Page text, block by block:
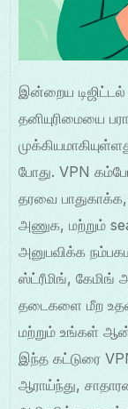
இன்றைய டிஜிட்டல்
தனியுரிமையை
போது. VPN
தரவை
அணுக, மற்றும்
அனுபவிக்க
ஸ்ட்ரீமிங், கேமிங்
தடைகளை மீற
மற்றும் உங்கள்
இந்த கட்டுரை
ஆராய்ந்து,